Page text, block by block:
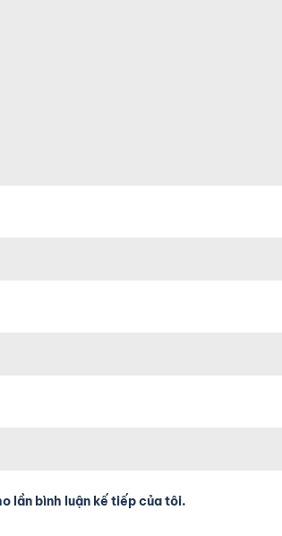
lần bình luận kế tiếp của tôi.